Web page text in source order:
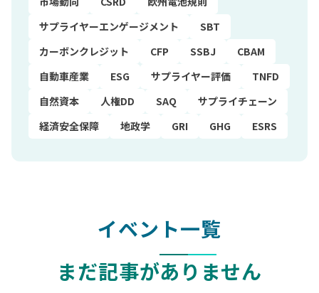
サプライヤーエンゲージメント
SBT
カーボンクレジット
CFP SSBJ
CBAM
自動車産業
ESG サプライヤー評価
TNFD
自然資本
人権DD SAQ
サプライチェーン
経済安全保障
地政学 GRI GHG ESRS
イベント一覧
まだ記事がありません